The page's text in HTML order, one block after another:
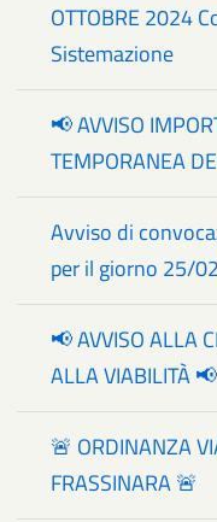
OTTOBRE 2024
Sistemazione
📢 AVVISO
TEMPORANEA
Avviso di
per il giorno 25/
📢 AVVISO ALLA
ALLA VIABILITÀ 📢
🚨 ORDINANZA
FRASSINARA 🚨